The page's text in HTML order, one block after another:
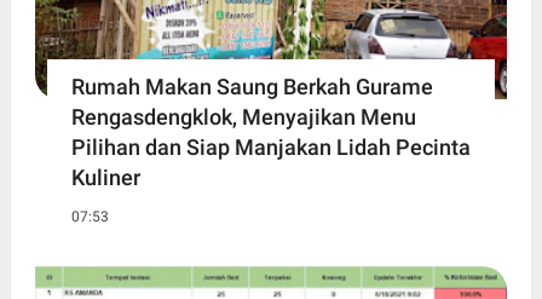
Rumah Makan Saung Berkah Gurame
Rengasdengklok, Menyajikan Menu
Pilihan dan Siap Manjakan Lidah Pecinta
Kuliner
07:53